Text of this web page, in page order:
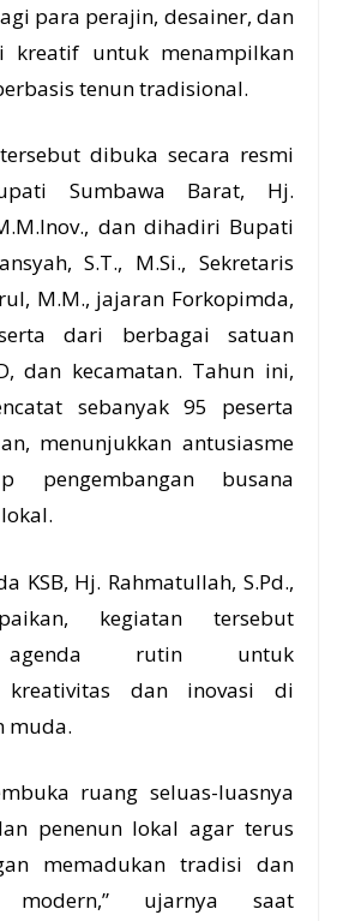
para perajin, desainer, dan
kreatif untuk menampilkan
tenun tradisional.
dibuka secara resmi
Sumbawa Barat, Hj.
dan dihadiri Bupati
S.T., M.Si., Sekretaris
M.M., jajaran Forkopimda,
dari berbagai satuan
, dan kecamatan. Tahun ini,
sebanyak 95 peserta
menunjukkan antusiasme
pengembangan busana
KSB, Hj. Rahmatullah, S.Pd.,
kegiatan tersebut
agenda rutin untuk
kreativitas dan inovasi di
muda.
ruang seluas-luasnya
penenun lokal agar terus
memadukan tradisi dan
ujarnya saat